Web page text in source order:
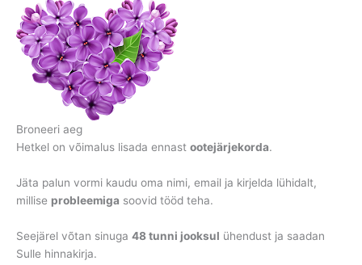
Broneeri aeg
Hetkel on võimalus lisada ennast ootejärjekorda.
Jäta palun vormi kaudu oma nimi, email ja kirjelda lühidalt,
millise probleemiga soovid tööd teha.
Seejärel võtan sinuga 48 tunni jooksul ühendust ja saadan
Sulle hinnakirja.